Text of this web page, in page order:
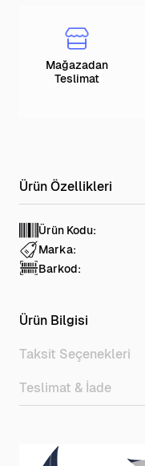
Mağazadan
Teslimat
Ürün Kodu:
Marka:
Barkod:
Ürün Bilgisi
Taksit Seçenekleri
Teslimat & İade